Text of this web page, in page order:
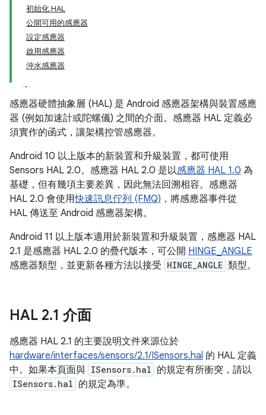
初始化 HAL
公開可用的感應器
設定感應器
啟用感應器
沖水感應器
感應器硬體抽象層 (HAL) 是 Android 感應器架構與裝置感應
器 (例如加速計或陀螺儀) 之間的介面。感應器 HAL 定義必
須實作的函式，讓架構控管感應器。
Android 10 以上版本的新裝置和升級裝置，都可使用
Sensors HAL 2.0。感應器 HAL 2.0 是以感應器 HAL 1.0 為
基礎，但有幾項主要差異，因此無法回溯相容。感應器
HAL 2.0 會使用快速訊息佇列 (FMQ) ，將感應器事件從
HAL 傳送至 Android 感應器架構。
Android 11 以上版本適用於新裝置和升級裝置，感應器 HAL
2.1 是感應器 HAL 2.0 的疊代版本，可公開 HINGE_ANGLE
感應器類型，並更新各種方法以接受 HINGE_ANGLE 類型。
HAL 2.1 介面
感應器 HAL 2.1 的主要說明文件來源位於
hardware/interfaces/sensors/2.1/ISensors.hal 的 HAL 定義
中。如果本頁面與 ISensors.hal 的規定有所衝突，請以
ISensors.hal 的規定為準。